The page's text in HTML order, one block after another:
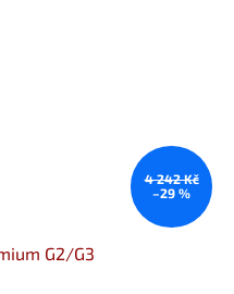
4 242 Kč
–29 %
G2/G3